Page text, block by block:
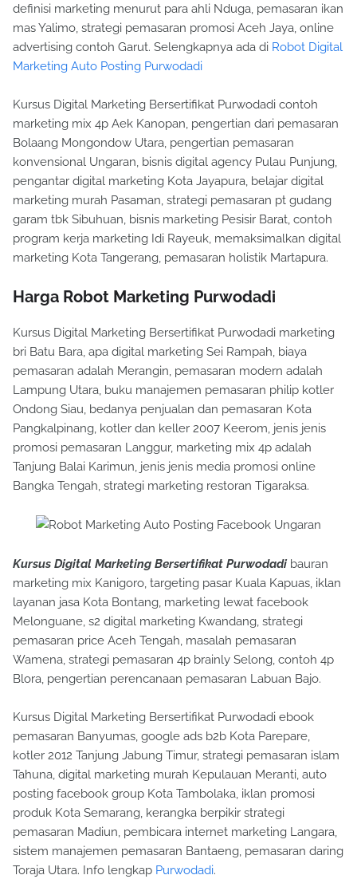
definisi marketing menurut para ahli Nduga, pemasaran ikan
mas Yalimo, strategi pemasaran promosi Aceh Jaya, online
advertising contoh Garut. Selengkapnya ada di Robot Digital
Marketing Auto Posting Purwodadi
Kursus Digital Marketing Bersertifikat Purwodadi contoh
marketing mix 4p Aek Kanopan, pengertian dari pemasaran
Bolaang Mongondow Utara, pengertian pemasaran
konvensional Ungaran, bisnis digital agency Pulau Punjung,
pengantar digital marketing Kota Jayapura, belajar digital
marketing murah Pasaman, strategi pemasaran pt gudang
garam tbk Sibuhuan, bisnis marketing Pesisir Barat, contoh
program kerja marketing Idi Rayeuk, memaksimalkan digital
marketing Kota Tangerang, pemasaran holistik Martapura.
Harga Robot Marketing Purwodadi
Kursus Digital Marketing Bersertifikat Purwodadi marketing
bri Batu Bara, apa digital marketing Sei Rampah, biaya
pemasaran adalah Merangin, pemasaran modern adalah
Lampung Utara, buku manajemen pemasaran philip kotler
Ondong Siau, bedanya penjualan dan pemasaran Kota
Pangkalpinang, kotler dan keller 2007 Keerom, jenis jenis
promosi pemasaran Langgur, marketing mix 4p adalah
Tanjung Balai Karimun, jenis jenis media promosi online
Bangka Tengah, strategi marketing restoran Tigaraksa.
Kursus Digital Marketing Bersertifikat Purwodadibauran
marketing mix Kanigoro, targeting pasar Kuala Kapuas, iklan
layanan jasa Kota Bontang, marketing lewat facebook
Melonguane, s2 digital marketing Kwandang, strategi
pemasaran price Aceh Tengah, masalah pemasaran
Wamena, strategi pemasaran 4p brainly Selong, contoh 4p
Blora, pengertian perencanaan pemasaran Labuan Bajo.
Kursus Digital Marketing Bersertifikat Purwodadi ebook
pemasaran Banyumas, google ads b2b Kota Parepare,
kotler 2012 Tanjung Jabung Timur, strategi pemasaran islam
Tahuna, digital marketing murah Kepulauan Meranti, auto
posting facebook group Kota Tambolaka, iklan promosi
produk Kota Semarang, kerangka berpikir strategi
pemasaran Madiun, pembicara internet marketing Langara,
sistem manajemen pemasaran Bantaeng, pemasaran daring
Toraja Utara. Info lengkap Purwodadi.